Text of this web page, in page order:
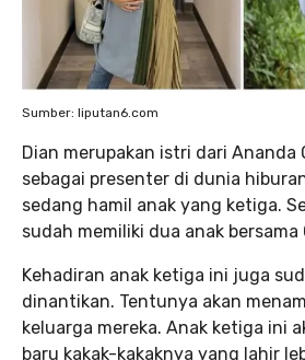
Sumber: liputan6.com
Dian merupakan istri dari Ananda
sebagai presenter di dunia
sedang hamil anak yang ketiga.
sudah memiliki dua anak bersama
Kehadiran anak ketiga ini juga
dinantikan. Tentunya akan
keluarga mereka. Anak ketiga ini
baru kakak-kakaknya yang lahir